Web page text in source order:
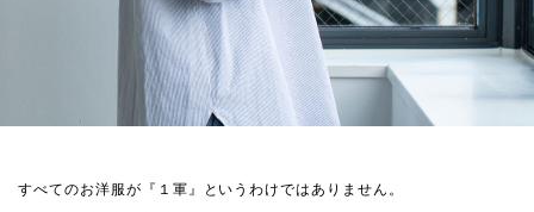
すべてのお洋服が『１軍』というわけではありません。